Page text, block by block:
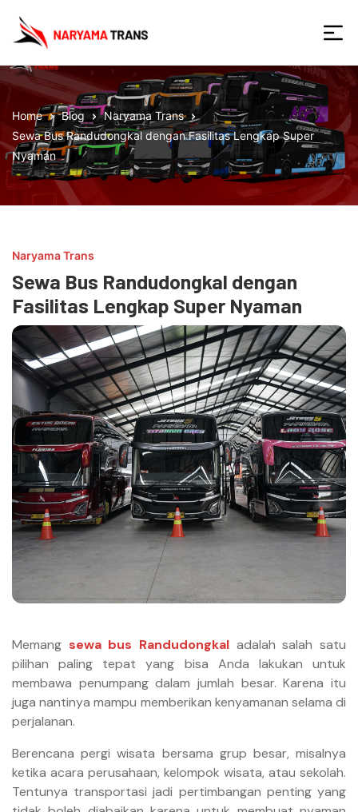
content
Home Blog
Naryama Trans
Sewa Bus Randudongkal dengan Fasilitas Lengkap Super
Nyaman
Naryama Trans
Sewa Bus Randudongkal dengan
Fasilitas Lengkap Super Nyaman
Memang sewa bus Randudongkal adalah salah satu
pilihan paling tepat yang bisa Anda lakukan untuk
membawa penumpang dalam jumlah besar. Karena itu
juga nantinya mampu memberikan kenyamanan selama di
perjalanan.
Berencana pergi wisata bersama grup besar, misalnya
ketika acara perusahaan, kelompok wisata, atau sekolah.
Tentunya transportasi jadi pertimbangan penting yang